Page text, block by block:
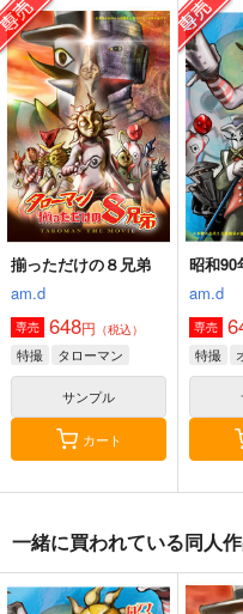
「クソデカ感情」のひ
みつ
ウラシマモト
セール中
550円（税込）
特撮
サンプル
揃った
am.d
専売
特撮
揃っただけの８兄弟
am.d
専売 648円 （税込）
特撮 タローマン
サンプル
カート
昭和90
am.d
専売
特撮
一緒に買われている同人